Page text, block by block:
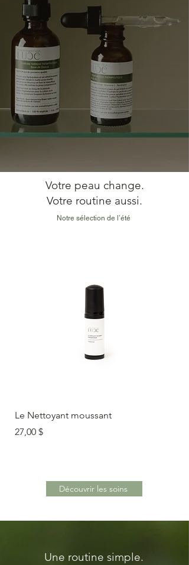
Votre peau change.
Votre routine aussi.
Notre sélection de l’été
Le Nettoyant moussant
Prix
27,00 $
Découvrir les soins
Une routine simple.